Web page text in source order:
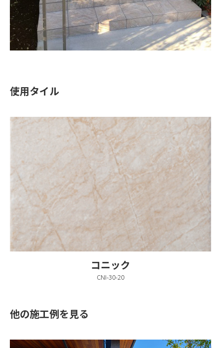
使用タイル
コニック
CNI-30-20
他の施工例を見る